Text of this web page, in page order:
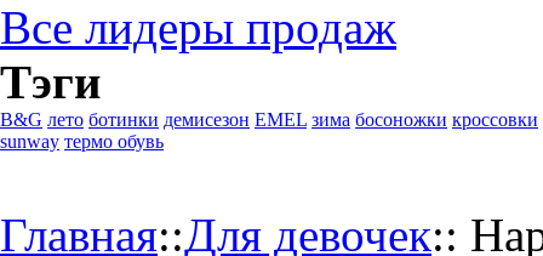
Все лидеры продаж
Тэги
B&G лето ботинки демисезон EMEL зима босоножки кроссовки
sunway термо обувь
Главная::Для девочек::